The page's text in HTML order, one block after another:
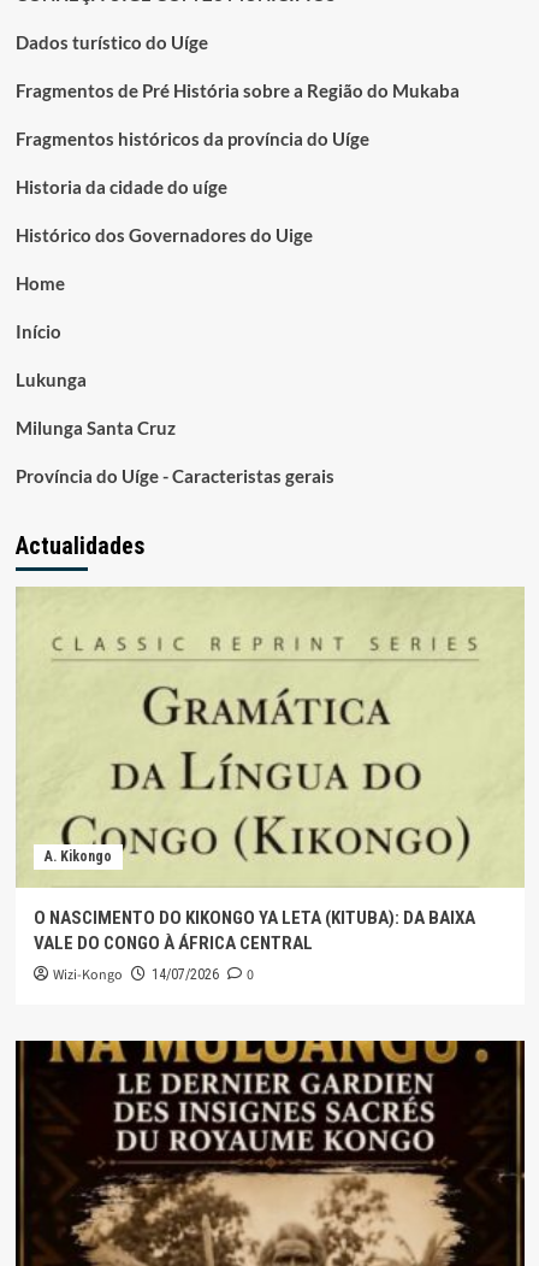
Dados turístico do Uíge
Fragmentos de Pré História sobre a Região do Mukaba
Fragmentos históricos da província do Uíge
Historia da cidade do uíge
Histórico dos Governadores do Uige
Home
Início
Lukunga
Milunga Santa Cruz
Província do Uíge - Caracteristas gerais
Actualidades
A. Kikongo
O NASCIMENTO DO KIKONGO YA LETA (KITUBA): DA BAIXA
VALE DO CONGO À ÁFRICA CENTRAL
Wizi-Kongo 14/07/2026 0